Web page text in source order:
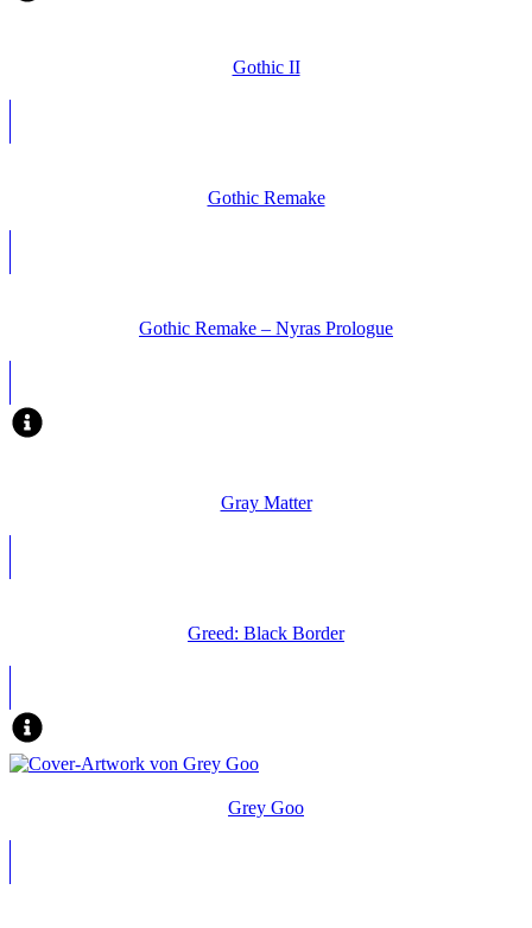
Gothic II
Gothic Remake
Gothic Remake – Nyras Prologue
Gray Matter
Greed: Black Border
Grey Goo